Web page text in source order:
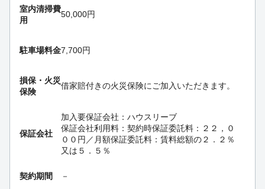
室内清掃費
用
50,000円
駐車場料金7,700円
損保・ 火災
保険
借家賠付きの火災保険にご加入いただきます。
保証会社
加入要保証会社：ハウスリーブ
保証会社利用料：契約時保証委託料：２２，０
００円／月額保証委託料：賃料総額の２．２％
又は５．５％
契約期間 －